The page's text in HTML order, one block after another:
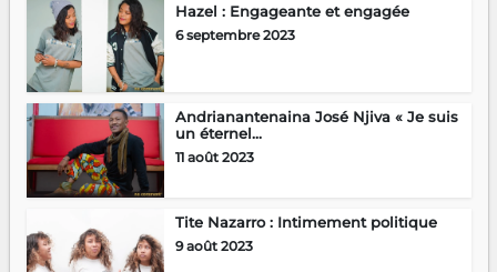
Hazel : Engageante et engagée
6 septembre 2023
Andrianantenaina José Njiva « Je suis
un éternel...
11 août 2023
Tite Nazarro : Intimement politique
9 août 2023